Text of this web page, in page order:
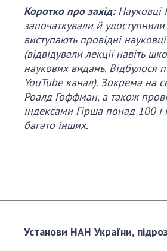
Коротко про захід:Науковці
започаткували й
виступають провідні
(відвідували лекції навіть
наукових видань. Відбулося
YouTube канал). Зокрема на
Роалд Гоффман, а також
індексами Гірша понад 100 і
багато інших.
Установи НАН України,